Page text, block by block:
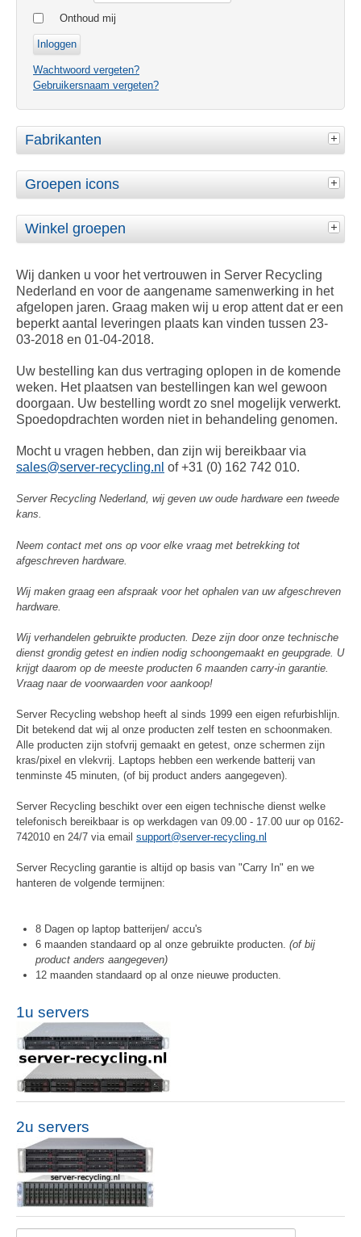
Onthoud mij
Wachtwoord vergeten?
Gebruikersnaam vergeten?
Fabrikanten
Groepen icons
Winkel groepen
Wij danken u voor het vertrouwen in Server Recycling
Nederland en voor de aangename samenwerking in het
afgelopen jaren. Graag maken wij u erop attent dat er een
beperkt aantal leveringen plaats kan vinden tussen 23-
03-2018 en 01-04-2018.
Uw bestelling kan dus vertraging oplopen in de komende
weken. Het plaatsen van bestellingen kan wel gewoon
doorgaan. Uw bestelling wordt zo snel mogelijk verwerkt.
Spoedopdrachten worden niet in behandeling genomen.
Mocht u vragen hebben, dan zijn wij bereikbaar via
sales@server-recycling.nl of +31 (0) 162 742 010.
Server Recycling Nederland, wij geven uw oude hardware een tweede
kans.
Neem contact met ons op voor elke vraag met betrekking tot
afgeschreven hardware.
Wij maken graag een afspraak voor het ophalen van uw afgeschreven
hardware.
Wij verhandelen gebruikte producten. Deze zijn door onze technische
dienst grondig getest en indien nodig schoongemaakt en geupgrade. U
krijgt daarom op de meeste producten 6 maanden carry-in garantie.
Vraag naar de voorwaarden voor aankoop!
Server Recycling webshop heeft al sinds 1999 een eigen refurbishlijn.
Dit betekend dat wij al onze producten zelf testen en schoonmaken.
Alle producten zijn stofvrij gemaakt en getest, onze schermen zijn
kras/pixel en vlekvrij. Laptops hebben een werkende batterij van
tenminste 45 minuten, (of bij product anders aangegeven).
Server Recycling beschikt over een eigen technische dienst welke
telefonisch bereikbaar is op werkdagen van 09.00 - 17.00 uur op 0162-
742010 en 24/7 via email support@server-recycling.nl
Server Recycling garantie is altijd op basis van "Carry In" en we
hanteren de volgende termijnen:
8 Dagen op laptop batterijen/ accu's
6 maanden standaard op al onze gebruikte producten. (of bij
product anders aangegeven)
12 maanden standaard op al onze nieuwe producten.
1u servers
2u servers